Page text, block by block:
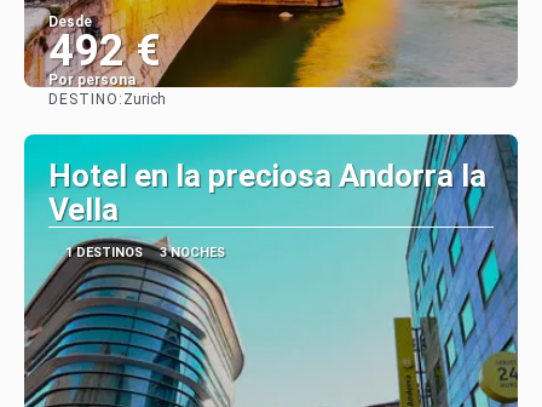
Desde
492 €
Por persona
DESTINO: Zurich
Hotel en la preciosa Andorra la
Vella
1 DESTINOS 3 NOCHES